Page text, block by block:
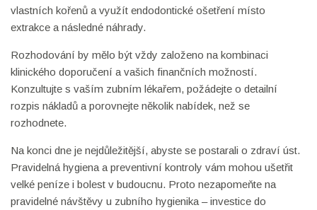
vlastních kořenů a využít endodontické ošetření místo
extrakce a následné náhrady.
Rozhodování by mělo být vždy založeno na kombinaci
klinického doporučení a vašich finančních možností.
Konzultujte s vaším zubním lékařem, požádejte o detailní
rozpis nákladů a porovnejte několik nabídek, než se
rozhodnete.
Na konci dne je nejdůležitější, abyste se postarali o zdraví úst.
Pravidelná hygiena a preventivní kontroly vám mohou ušetřit
velké peníze i bolest v budoucnu. Proto nezapomeňte na
pravidelné návštěvy u zubního hygienika – investice do